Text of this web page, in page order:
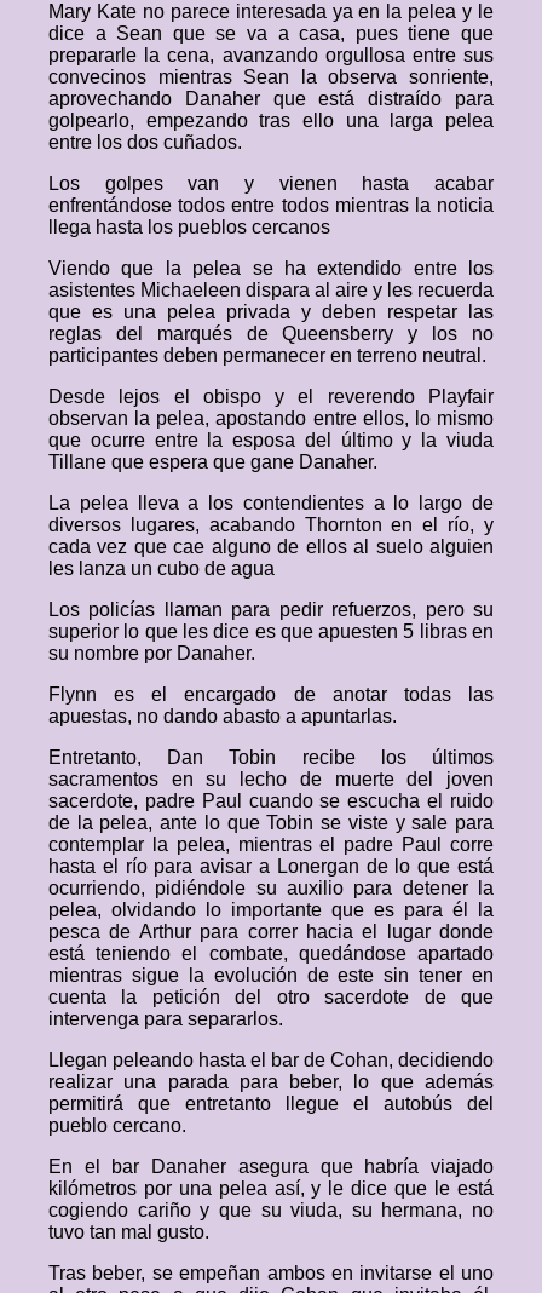
Mary Kate no parece interesada ya en la pelea y le
dice a Sean que se va a casa, pues tiene que
prepararle la cena, avanzando orgullosa entre sus
convecinos mientras Sean la observa sonriente,
aprovechando Danaher que está distraído para
golpearlo, empezando tras ello una larga pelea
entre los dos cuñados.
Los golpes van y vienen hasta acabar
enfrentándose todos entre todos mientras la noticia
llega hasta los pueblos cercanos
Viendo que la pelea se ha extendido entre los
asistentes Michaeleen dispara al aire y les recuerda
que es una pelea privada y deben respetar las
reglas del marqués de Queensberry y los no
participantes deben permanecer en terreno neutral.
Desde lejos el obispo y el reverendo Playfair
observan la pelea, apostando entre ellos, lo mismo
que ocurre entre la esposa del último y la viuda
Tillane que espera que gane Danaher.
La pelea lleva a los contendientes a lo largo de
diversos lugares, acabando Thornton en el río, y
cada vez que cae alguno de ellos al suelo alguien
les lanza un cubo de agua
Los policías llaman para pedir refuerzos, pero su
superior lo que les dice es que apuesten 5 libras en
su nombre por Danaher.
Flynn es el encargado de anotar todas las
apuestas, no dando abasto a apuntarlas.
Entretanto, Dan Tobin recibe los últimos
sacramentos en su lecho de muerte del joven
sacerdote, padre Paul cuando se escucha el ruido
de la pelea, ante lo que Tobin se viste y sale para
contemplar la pelea, mientras el padre Paul corre
hasta el río para avisar a Lonergan de lo que está
ocurriendo, pidiéndole su auxilio para detener la
pelea, olvidando lo importante que es para él la
pesca de Arthur para correr hacia el lugar donde
está teniendo el combate, quedándose apartado
mientras sigue la evolución de este sin tener en
cuenta la petición del otro sacerdote de que
intervenga para separarlos.
Llegan peleando hasta el bar de Cohan, decidiendo
realizar una parada para beber, lo que además
permitirá que entretanto llegue el autobús del
pueblo cercano.
En el bar Danaher asegura que habría viajado
kilómetros por una pelea así, y le dice que le está
cogiendo cariño y que su viuda, su hermana, no
tuvo tan mal gusto.
Tras beber, se empeñan ambos en invitarse el uno